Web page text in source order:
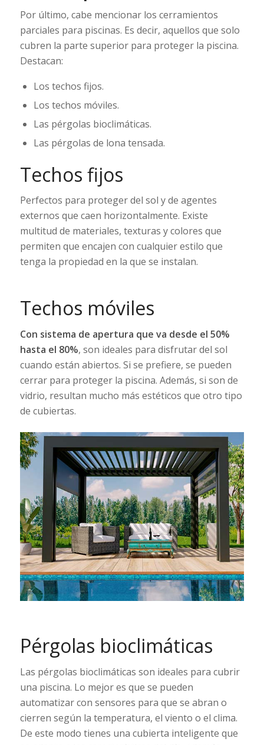
Por último, cabe mencionar los cerramientos
parciales para piscinas. Es decir, aquellos que solo
cubren la parte superior para proteger la piscina.
Destacan:
Los techos fijos.
Los techos móviles.
Las pérgolas bioclimáticas.
Las pérgolas de lona tensada.
Techos fijos
Perfectos para proteger del sol y de agentes
externos que caen horizontalmente. Existe
multitud de materiales, texturas y colores que
permiten que encajen con cualquier estilo que
tenga la propiedad en la que se instalan.
Techos móviles
Con sistema de apertura que va desde el 50%
hasta el 80%, son ideales para disfrutar del sol
cuando están abiertos. Si se prefiere, se pueden
cerrar para proteger la piscina. Además, si son de
vidrio, resultan mucho más estéticos que otro tipo
de cubiertas.
Pérgolas bioclimáticas
Las pérgolas bioclimáticas son ideales para cubrir
una piscina. Lo mejor es que se pueden
automatizar con sensores para que se abran o
cierren según la temperatura, el viento o el clima.
De este modo tienes una cubierta inteligente que